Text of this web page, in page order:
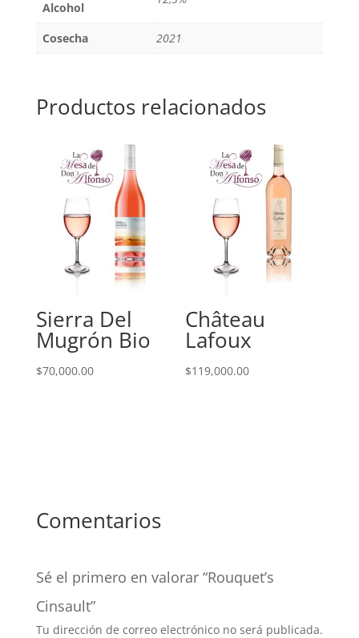
Alcohol
Cosecha 2021
Productos relacionados
Sierra Del
Mugrón Bio
$70,000.00
Château
Lafoux
$119,000.00
Comentarios
Sé el primero en valorar “Rouquet’s
Cinsault”
Tu dirección de correo electrónico no será publicada.